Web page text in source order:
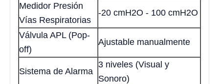
Medidor Presión
Vías Respiratorias
-20 cmH2O - 100 cmH2O
Válvula APL (Pop-
off)
Ajustable manualmente
Sistema de Alarma
3 niveles (Visual y
Sonoro)